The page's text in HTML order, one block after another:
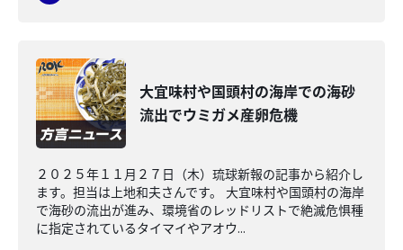
大宜味村や国頭村の海岸での海砂
流出でウミガメ産卵危機
２０２５年１１月２７日（木）琉球新報の記事から紹介し
ます。担当は上地和夫さんです。 大宜味村や国頭村の海岸
で海砂の流出が進み、環境省のレッドリストで絶滅危惧種
に指定されているタイマイやアオウ...